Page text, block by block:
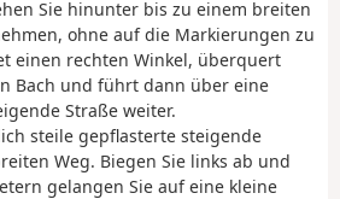
Sie hinunter bis zu einem breiten
ohne auf die Markierungen zu
einen rechten Winkel, überquert
Bach und führt dann über eine
Straße weiter.
steile gepflasterte steigende
Weg. Biegen Sie links ab und
gelangen Sie auf eine kleine